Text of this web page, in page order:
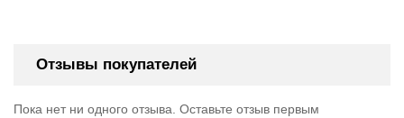
Отзывы покупателей
Пока нет ни одного отзыва. Оставьте отзыв первым